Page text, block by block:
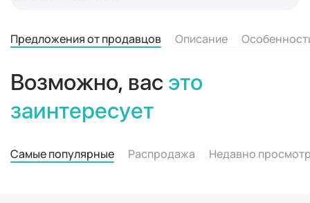
Предложения от продавцов Описание
Возможно, вас это
заинтересует
Самые популярные Распродажа Недавно